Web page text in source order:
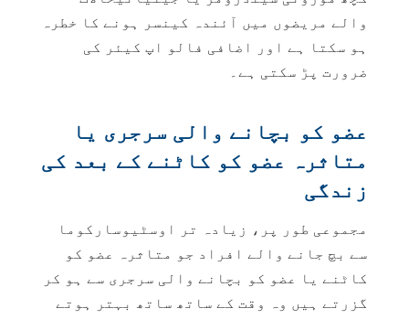
والے مریضوں میں آئندہ کینسر ہونے کا خطرہ
ہو سکتا ہے اور اضافی فالو اپ کیئر کی
ضرورت پڑ سکتی ہے۔
عضو کو بچانے والی سرجری یا
متاثرہ عضو کو کاٹنے کے بعد کی
زندگی
مجموعی طور پر، زیادہ تر اوسٹیوسارکوما
سے بچ جانے والے افراد جو متاثرہ عضو کو
کاٹنے یا عضو کو بچانے والی سرجری سے ہو کر
گزرتے ہیں وہ وقت کے ساتھ ساتھ بہتر ہوتے